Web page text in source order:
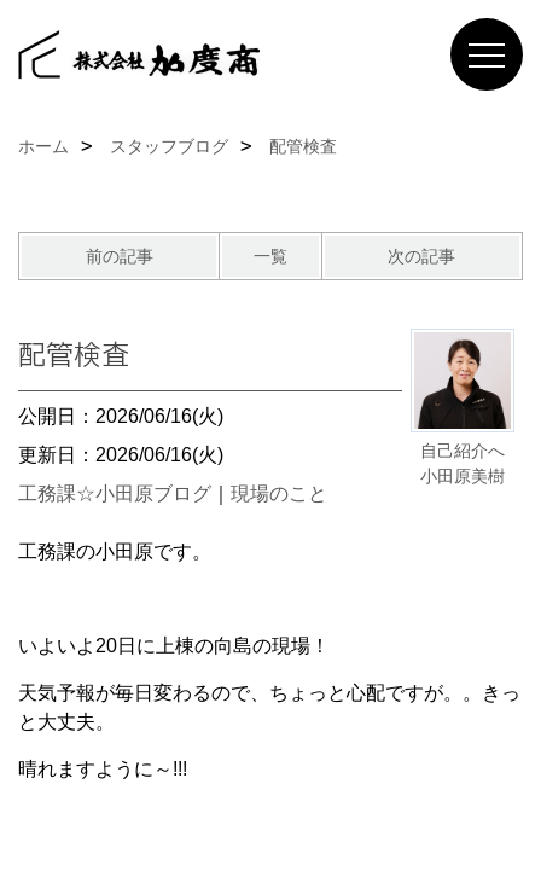
ホーム スタッフブログ 配管検査
前の記事 一覧 次の記事
自己紹介へ
小田原美樹
配管検査
公開日：2026/06/16(火)
更新日：2026/06/16(火)
工務課☆小田原ブログ
現場のこと
工務課の小田原です。
いよいよ20日に上棟の向島の現場！
天気予報が毎日変わるので、ちょっと心配ですが。。きっ
と大丈夫。
晴れますように～!!!